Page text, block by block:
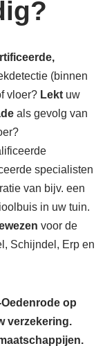
(binnen
vloer? Lekt uw
als gevolg van
specialisten
van bijv. een
in uw tuin.
voor de
Schijndel, Erp en
op
verzekering.